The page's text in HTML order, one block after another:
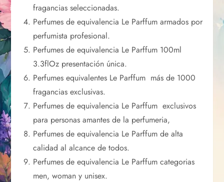
fragancias seleccionadas.
Perfumes de equivalencia Le Parffum armados por
perfumista profesional.
Perfumes de equivalencia Le Parffum 100ml
3.3flOz presentación única.
Perfumes equivalentes Le Parffum más de 1000
fragancias exclusivas.
Perfumes de equivalencia Le Parffum exclusivos
para personas amantes de la perfumeria,
Perfumes de equivalencia Le Parffum de alta
calidad al alcance de todos.
Perfumes de equivalencia Le Parffum categorias
men, woman y unisex.